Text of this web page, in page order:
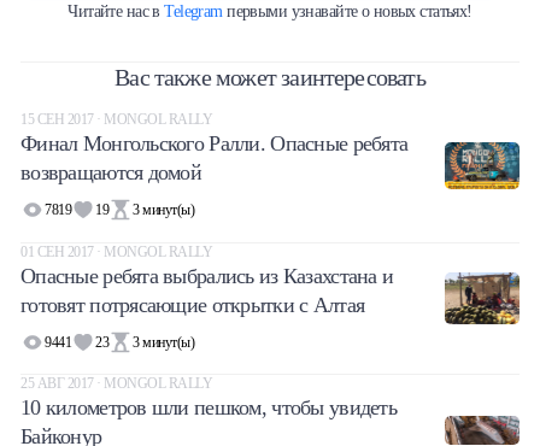
Читайте нас вTelegramпервыми узнавайте о новых статьях!
Вас также может заинтересовать
15 СЕН 2017 · MONGOL RALLY
Финал Монгольского Ралли. Опасные ребята
возвращаются домой
7819 19 3минут(ы)
01 СЕН 2017 · MONGOL RALLY
Опасные ребята выбрались из Казахстана и
готовят потрясающие открытки с Алтая
9441 23 3минут(ы)
25 АВГ 2017 · MONGOL RALLY
10 километров шли пешком, чтобы увидеть
Байконур